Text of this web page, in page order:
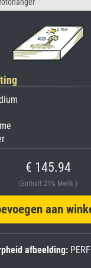
€ 145.94
(Enthält 21% MwSt.)
aan
afbeelding: